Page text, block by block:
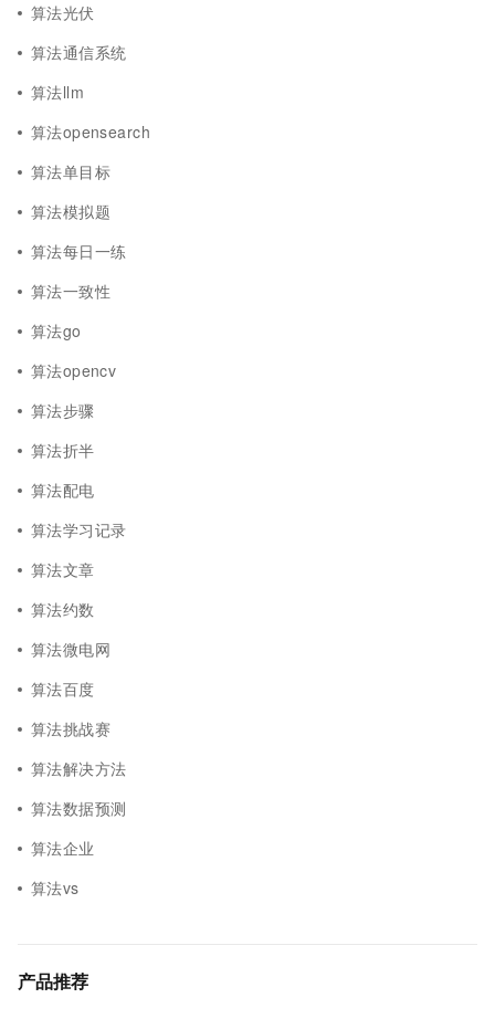
算法光伏
算法通信系统
算法llm
算法opensearch
算法单目标
算法模拟题
算法每日一练
算法一致性
算法go
算法opencv
算法步骤
算法折半
算法配电
算法学习记录
算法文章
算法约数
算法微电网
算法百度
算法挑战赛
算法解决方法
算法数据预测
算法企业
算法vs
产品推荐